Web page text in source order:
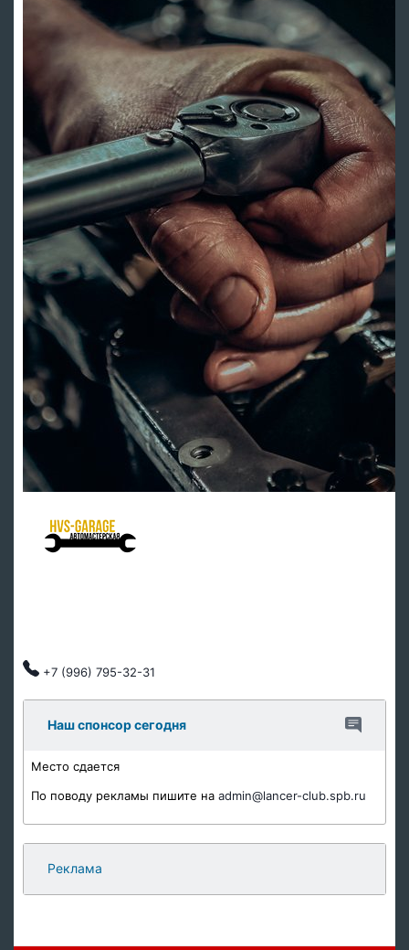
+7 (996) 795-32-31
Наш спонсор сегодня
Место сдается
По поводу рекламы пишите на admin@lancer-club.spb.ru
Реклама